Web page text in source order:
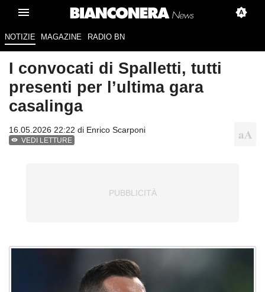
NOTIZIE MAGAZINE RADIO BN
I convocati di Spalletti, tutti
presenti per l’ultima gara
casalinga
16.05.2026 22:22 di Enrico Scarponi
VEDI LETTURE